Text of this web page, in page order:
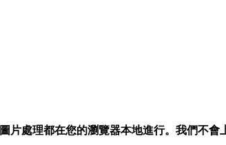
片處理都在您的瀏覽器本地進行。我們不